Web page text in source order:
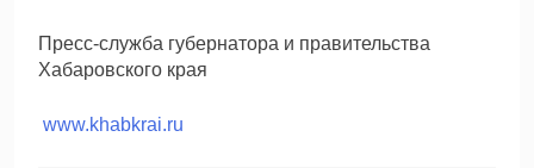
Пресс-служба губернатора и правительства
Хабаровского края
www.khabkrai.ru